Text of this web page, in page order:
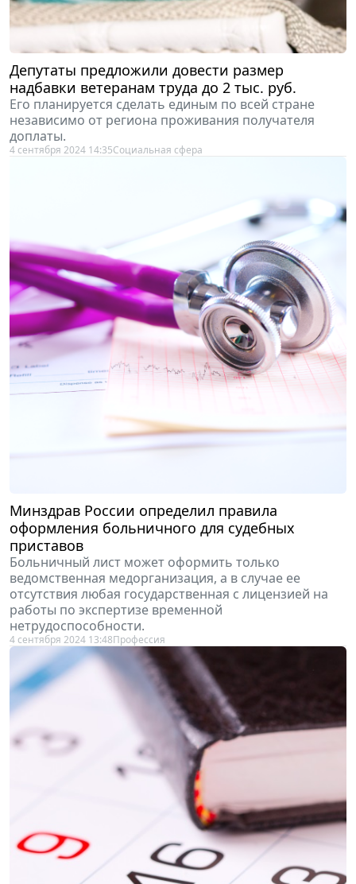
Депутаты предложили довести размер
надбавки ветеранам труда до 2 тыс. руб.
Его планируется сделать единым по всей стране
независимо от региона проживания получателя
доплаты.
4 сентября 2024 14:35Социальная сфера
Минздрав России определил правила
оформления больничного для судебных
приставов
Больничный лист может оформить только
ведомственная медорганизация, а в случае ее
отсутствия любая государственная с лицензией на
работы по экспертизе временной
нетрудоспособности.
4 сентября 2024 13:48Профессия